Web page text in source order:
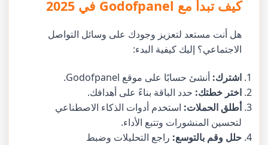
كيف تبدأ مع Godofpanel في 2025
هل أنت مستعد لتعزيز وجودك على وسائل التواصل
الاجتماعي؟ إليك كيفية البدء:
اشترك: أنشئ حسابًا على موقع Godofpanel.
اختر خطتك: حدد الباقة بناءً على أهدافك.
أطلق الحملات: استخدم أدوات الذكاء الاصطناعي
لتحسين المنشورات وتتبع الأداء.
حلل وقم بالتوسع: راجع التحليلات وضبط